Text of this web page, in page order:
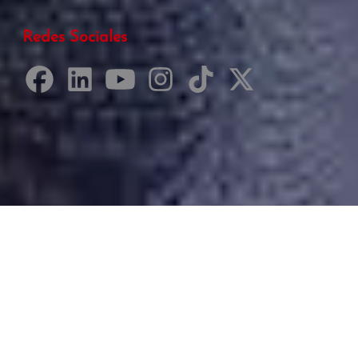
Redes Sociales
Desarrollado por Just Quality